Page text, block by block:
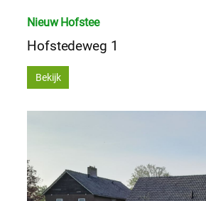
Nieuw Hofstee
Hofstedeweg 1
Bekijk